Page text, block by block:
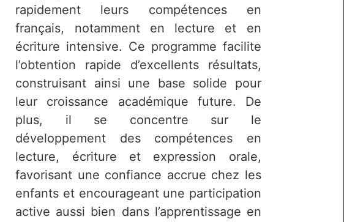
rapidement leurs compétences en
français, notamment en lecture et en
écriture intensive. Ce programme facilite
l’obtention rapide d’excellents résultats,
construisant ainsi une base solide pour
leur croissance académique future. De
plus, il se concentre sur le
développement des compétences en
lecture, écriture et expression orale,
favorisant une confiance accrue chez les
enfants et encourageant une participation
active aussi bien dans l’apprentissage en